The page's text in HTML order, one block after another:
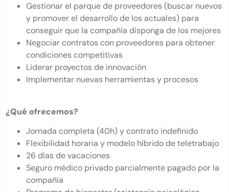
Gestionar el parque de proveedores (buscar nuevos
y promover el desarrollo de los actuales) para
conseguir que la compañía disponga de los mejores
Negociar contratos con proveedores para obtener
condiciones competitivas
Liderar proyectos de innovación
Implementar nuevas herramientas y procesos
¿Qué ofrecemos?
Jornada completa (40h) y contrato indefinido
Flexibilidad horaria y modelo híbrido de teletrabajo
26 días de vacaciones
Seguro médico privado parcialmente pagado por la
compañía